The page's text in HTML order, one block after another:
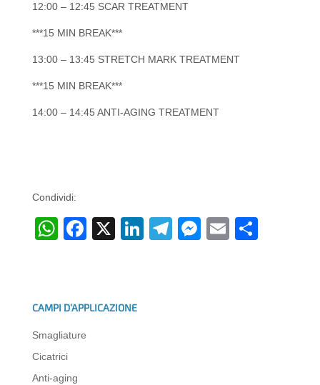
12:00 – 12:45 SCAR TREATMENT
***15 MIN BREAK***
13:00 – 13:45 STRETCH MARK TREATMENT
***15 MIN BREAK***
14:00 – 14:45 ANTI-AGING TREATMENT
Condividi:
W
s
A
p
p
F
e
b
X
Li
T
M
E
CAMPI D’APPLICAZIONE
Smagliature
Cicatrici
Anti-aging